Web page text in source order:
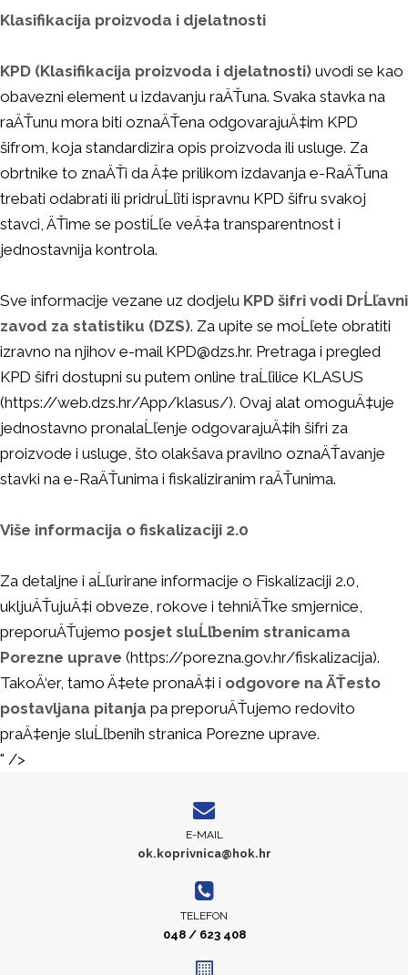
Klasifikacija proizvoda i djelatnosti
KPD (Klasifikacija proizvoda i djelatnosti) uvodi se kao
obavezni element u izdavanju raÄŤuna. Svaka stavka na
raÄŤunu mora biti oznaÄŤena odgovarajuÄ‡im KPD
šifrom, koja standardizira opis proizvoda ili usluge. Za
obrtnike to znaÄŤi da Ä‡e prilikom izdavanja e-RaÄŤuna
trebati odabrati ili pridruĹľiti ispravnu KPD šifru svakoj
stavci, ÄŤime se postiĹľe veÄ‡a transparentnost i
jednostavnija kontrola.
Sve informacije vezane uz dodjelu KPD šifri vodi DrĹľavni
zavod za statistiku (DZS). Za upite se moĹľete obratiti
izravno na njihov e-mail KPD@dzs.hr. Pretraga i pregled
KPD šifri dostupni su putem online traĹľilice KLASUS
(https://web.dzs.hr/App/klasus/). Ovaj alat omoguÄ‡uje
jednostavno pronalaĹľenje odgovarajuÄ‡ih šifri za
proizvode i usluge, što olakšava pravilno oznaÄŤavanje
stavki na e-RaÄŤunima i fiskaliziranim raÄŤunima.
Više informacija o fiskalizaciji 2.0
Za detaljne i aĹľurirane informacije o Fiskalizaciji 2.0,
ukljuÄŤujuÄ‡i obveze, rokove i tehniÄŤke smjernice,
preporuÄŤujemo posjet sluĹľbenim stranicama
Porezne uprave (https://porezna.gov.hr/fiskalizacija).
TakoÄ‘er, tamo Ä‡ete pronaÄ‡i i odgovore na ÄŤesto
postavljana pitanja pa preporuÄŤujemo redovito
praÄ‡enje sluĹľbenih stranica Porezne uprave.
" />
E-MAIL
ok.koprivnica@hok.hr
TELEFON
048 / 623 408